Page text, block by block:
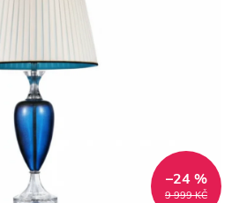
9 999 KČ
–24 %